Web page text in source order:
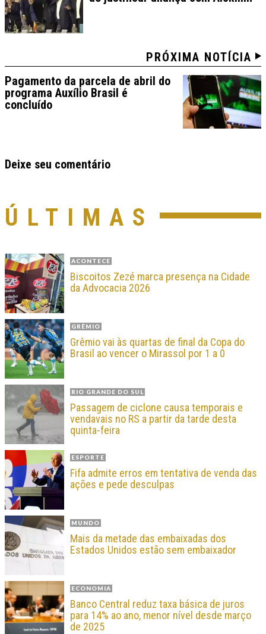
PRÓXIMA NOTÍCIA
Pagamento da parcela de abril do
programa Auxílio Brasil é
concluído
Deixe seu comentário
ÚLTIMAS
ACONTECE
Biscoitos Zezé marca presença na Cidade
da Advocacia 2026
GRÊMIO
Grêmio vai às quartas de final da Copa do
Brasil ao vencer o Mirassol por 1 a 0
RIO GRANDE DO SUL
Passagem de ciclone causa temporais e
vendavais no RS a partir da tarde desta
quinta-feira
ESPORTE
Fifa admite erros em tentativa de venda das
ações e pede desculpas
MUNDO
Mais da metade das embaixadas dos
Estados Unidos estão sem embaixador
ECONOMIA
Banco Central reduz taxa básica de juros
para 14% ao ano, menor nível desde março
de 2025